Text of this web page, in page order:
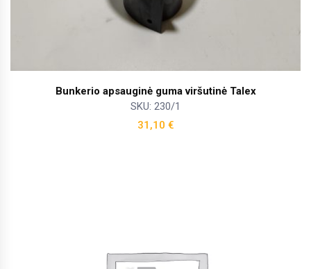
Bunkerio apsauginė guma viršutinė Talex
SKU: 230/1
31,10 €